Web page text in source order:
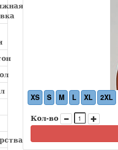
XS S M L XL 2XL
Кол-во